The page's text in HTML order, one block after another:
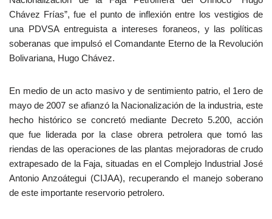
Chávez Frías”, fue el punto de inflexión entre los vestigios de
una PDVSA entreguista a intereses foraneos, y las políticas
soberanas que impulsó el Comandante Eterno de la Revolución
Bolivariana, Hugo Chávez.
En medio de un acto masivo y de sentimiento patrio, el 1ero de
mayo de 2007 se afianzó la Nacionalización de la industria, este
hecho histórico se concretó mediante Decreto 5.200, acción
que fue liderada por la clase obrera petrolera que tomó las
riendas de las operaciones de las plantas mejoradoras de crudo
extrapesado de la Faja, situadas en el Complejo Industrial José
Antonio Anzoátegui (CIJAA), recuperando el manejo soberano
de este importante reservorio petrolero.